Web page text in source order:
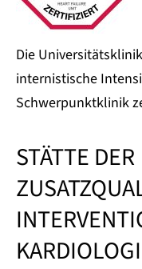
Die
internistische
Schwerpunktklinik
STÄTTE DER